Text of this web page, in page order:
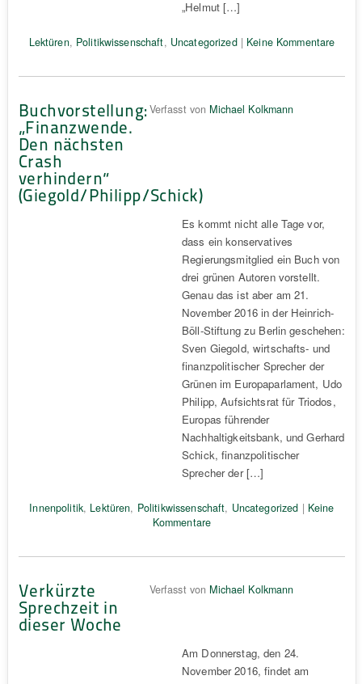
„Helmut […]
Lektüren, Politikwissenschaft, Uncategorized| Keine Kommentare
Buchvorstellung:
„Finanzwende.
Den nächsten
Crash
verhindern“
(Giegold/Philipp/Schick)
Verfasst von Michael Kolkmann
Es kommt nicht alle Tage vor,
dass ein konservatives
Regierungsmitglied ein Buch von
drei grünen Autoren vorstellt.
Genau das ist aber am 21.
November 2016 in der Heinrich-
Böll-Stiftung zu Berlin geschehen:
Sven Giegold, wirtschafts- und
finanzpolitischer Sprecher der
Grünen im Europaparlament, Udo
Philipp, Aufsichtsrat für Triodos,
Europas führender
Nachhaltigkeitsbank, und Gerhard
Schick, finanzpolitischer
Sprecher der […]
Innenpolitik, Lektüren, Politikwissenschaft, Uncategorized | Keine
Kommentare
Verkürzte
Sprechzeit in
dieser Woche
Verfasst von Michael Kolkmann
Am Donnerstag, den 24.
November 2016, findet am